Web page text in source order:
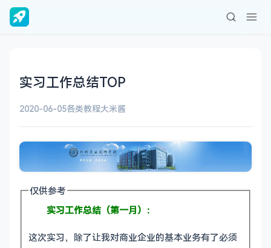
实习工作总结TOP
2020-06-05各类教程大米酱
仅供参考
实习工作总结（第一月）：
这次实习，除了让我对商业企业的基本业务有了必须